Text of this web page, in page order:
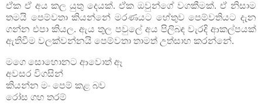
ඒක ඒ අය කල යුතු දෙයක්. ඒක ඔවුන්ගේ වගකීමක්. ඒ නිසාම
තමයි පෙම්වතා කියන්නේ මරණයට හේතුව පෙම්වතියට දැන
ගන්න එපා කියල. ඇය තුල පවුලේ අය පිලිබඳ වැරදි ආකල්පයක්
ඇතිවීම වලක්වන්නයි පෙම්වතා තාමත් උත්සාහ කරන්නේ.
මගෙ සොහොනට ආවොත් ඈ
අවසර විගසින්
කියන්න මං පෙම් කළ බව
රෝස ගහ තරම්